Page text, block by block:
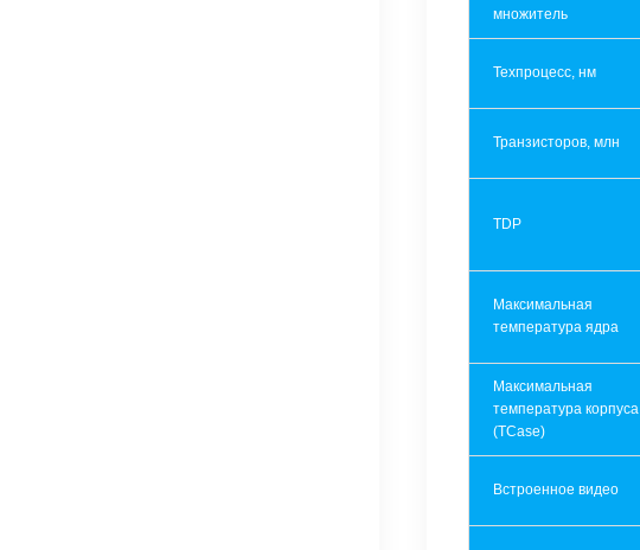
множитель
Техпроцесс, нм
Транзисторов, млн
TDP
Максимальная
температура ядра
Максимальная
температура корпуса
(TCase)
Встроенное видео